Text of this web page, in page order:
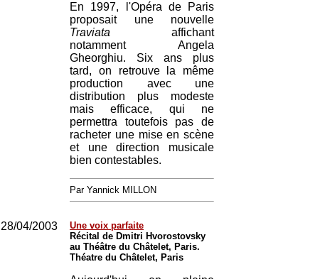
En 1997, l'Opéra de Paris
proposait une nouvelle
Traviata affichant
notamment Angela
Gheorghiu. Six ans plus
tard, on retrouve la même
production avec une
distribution plus modeste
mais efficace, qui ne
permettra toutefois pas de
racheter une mise en scène
et une direction musicale
bien contestables.
Par Yannick MILLON
28/04/2003
Une voix parfaite
Récital de Dmitri Hvorostovsky
au Théâtre du Châtelet, Paris.
Théatre du Châtelet, Paris